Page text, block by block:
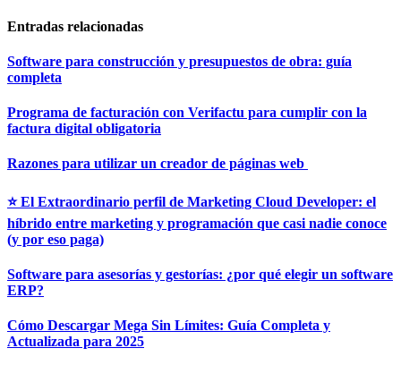
Entradas relacionadas
Software para construcción y presupuestos de obra: guía
completa
Programa de facturación con Verifactu para cumplir con la
factura digital obligatoria
Razones para utilizar un creador de páginas web
⭐ El Extraordinario perfil de Marketing Cloud Developer: el
híbrido entre marketing y programación que casi nadie conoce
(y por eso paga)
Software para asesorías y gestorías: ¿por qué elegir un software
ERP?
Cómo Descargar Mega Sin Límites: Guía Completa y
Actualizada para 2025